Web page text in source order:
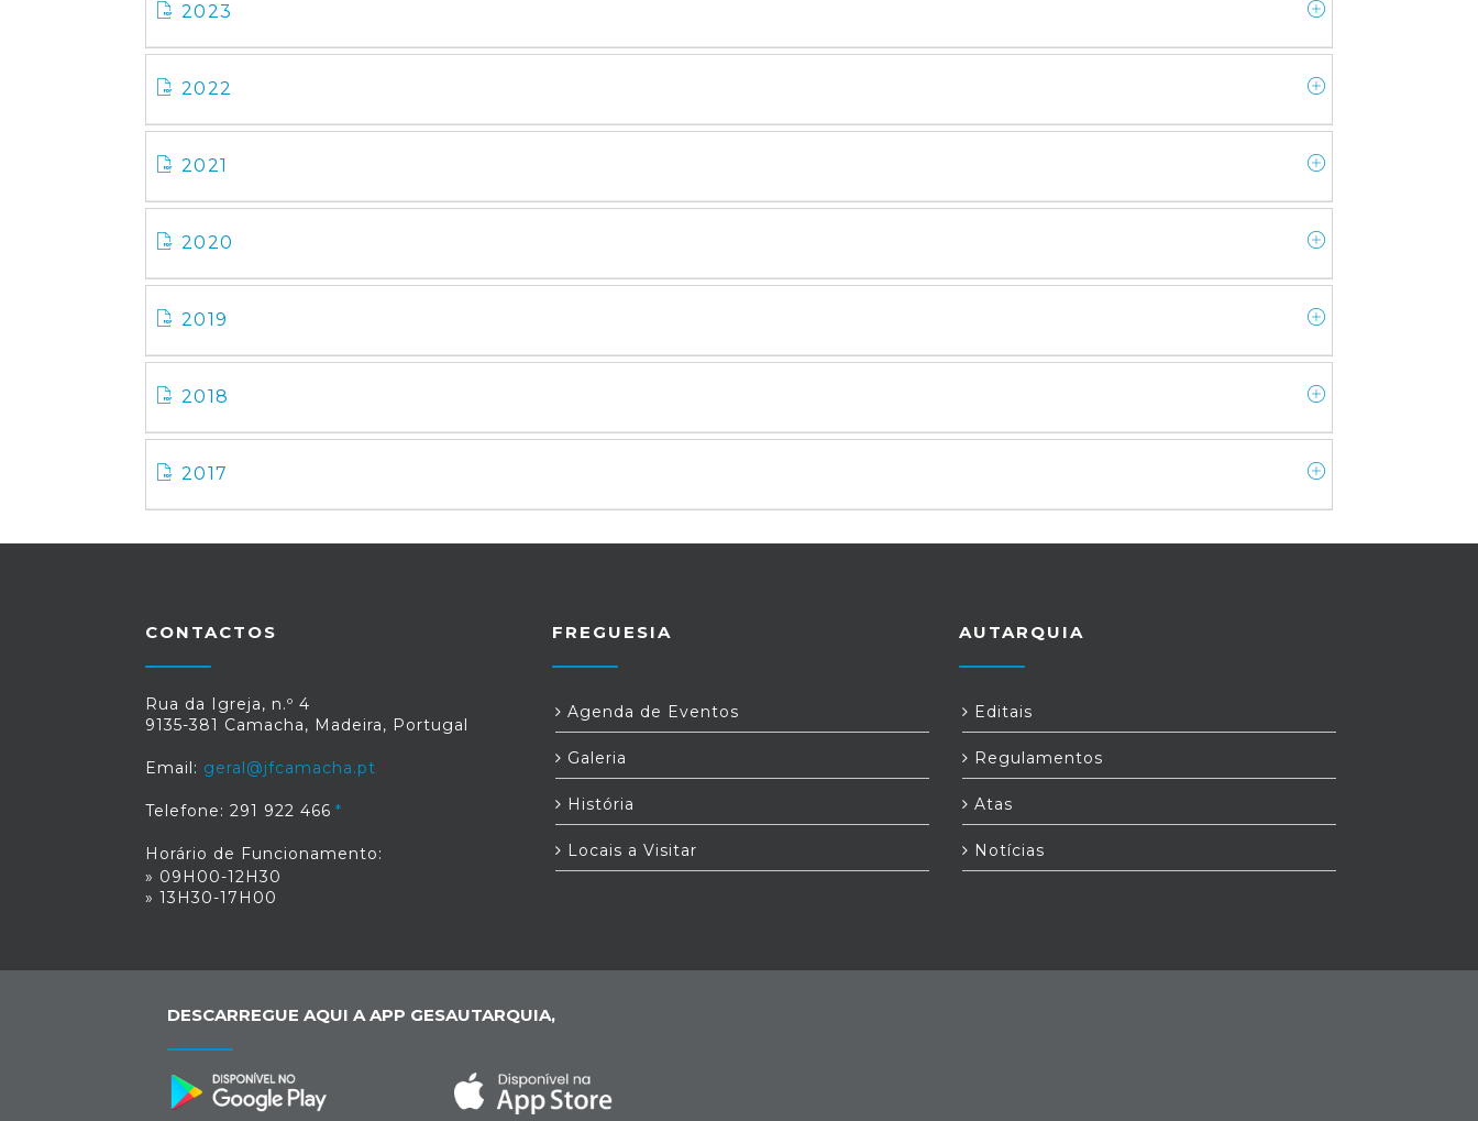
2023
2022
2021
2020
2019
2018
2017
CONTACTOS
Rua da Igreja, n.º 4
9135-381 Camacha, Madeira, Portugal
Email: geral@jfcamacha.pt
Telefone: 291 922 466
Horário de Funcionamento:
» 09H00-12H30
» 13H30-17H00
FREGUESIA
Agenda de Eventos
Galeria
História
Locais a Visitar
AUTARQUIA
Editais
Regulamentos
Atas
Notícias
DESCARREGUE AQUI A APP GESAUTARQUIA,